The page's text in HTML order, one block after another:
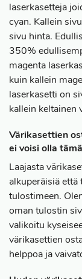
laserkasetteja
cyan. Kallein
sivu hinta.
350%
magenta
kuin kallein
laserkasetti on
kallein keltainen
Värikasettien
ei voisi olla
Laajasta
alkuperäisiä
tulostimeen.
oman tulostin
valikoitu
värikasettien
helppoa ja